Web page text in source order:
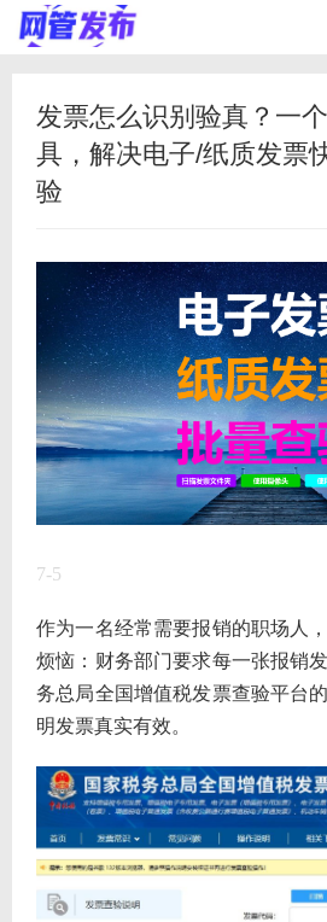
发票怎么识别验真？一
具，解决电子/纸质发票
验
7-5
作为一名经常需要报销的职场人
烦恼：财务部门要求每一张报销
务总局全国增值税发票查验平台
明发票真实有效。